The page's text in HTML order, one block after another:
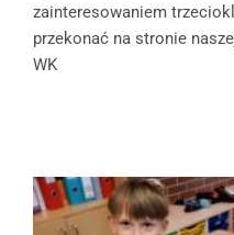
zainteresowaniem
przekonać na stronie
WK